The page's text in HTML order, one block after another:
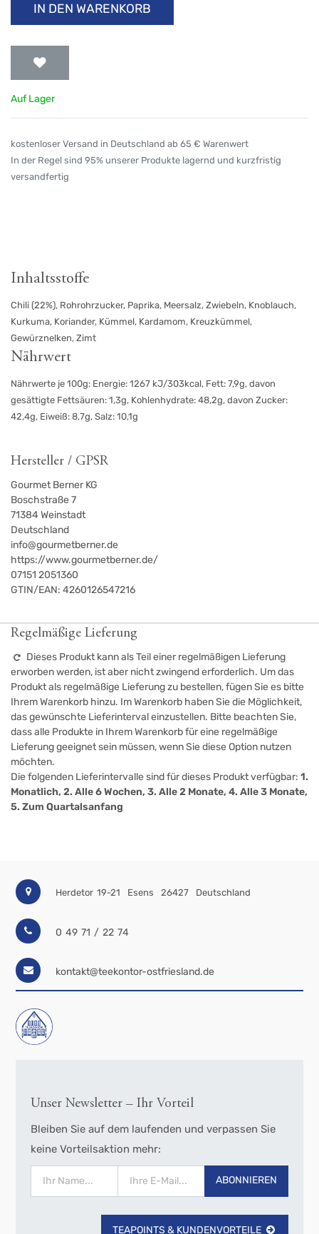
IN DEN WARENKORB
Auf Lager
kostenloser Versand in Deutschland ab 65 € Warenwert
In der Regel sind 95% unserer Produkte lagernd und kurzfristig
versandfertig
Inhaltsstoffe
Chili (22%), Rohrohrzucker, Paprika, Meersalz, Zwiebeln, Knoblauch,
Kurkuma, Koriander, Kümmel, Kardamom, Kreuzkümmel,
Gewürznelken, Zimt
Nährwert
Nährwerte je 100g: Energie: 1267 kJ/303kcal, Fett: 7,9g, davon
gesättigte Fettsäuren: 1,3g, Kohlenhydrate: 48,2g, davon Zucker:
42,4g, Eiweiß: 8,7g, Salz: 10,1g
Hersteller / GPSR
Gourmet Berner KG
Boschstraße 7
71384 Weinstadt
Deutschland
info@gourmetberner.de
https://www.gourmetberner.de/
07151 2051360
GTIN/EAN: 4260126547216
Regelmäßige Lieferung
Dieses Produkt kann als Teil einer regelmäßigen Lieferung
erworben werden, ist aber nicht zwingend erforderlich. Um das
Produkt als regelmäßige Lieferung zu bestellen, fügen Sie es bitte
Ihrem Warenkorb hinzu. Im Warenkorb haben Sie die Möglichkeit,
das gewünschte Lieferinterval einzustellen. Bitte beachten Sie,
dass alle Produkte in Ihrem Warenkorb für eine regelmäßige
Lieferung geeignet sein müssen, wenn Sie diese Option nutzen
möchten.
Die folgenden Lieferintervalle sind für dieses Produkt verfügbar: 1.
Monatlich, 2. Alle 6 Wochen, 3. Alle 2 Monate, 4. Alle 3 Monate,
5. Zum Quartalsanfang
Herdetor 19-21 Esens 26427 Deutschland
0 49 71 / 22 74
kontakt@teekontor-ostfriesland.de
Unser Newsletter – Ihr Vorteil
Bleiben Sie auf dem laufenden und verpassen Sie
keine Vorteilsaktion mehr:
ABONNIEREN
TEAPOINTS & KUNDENVORTEILE